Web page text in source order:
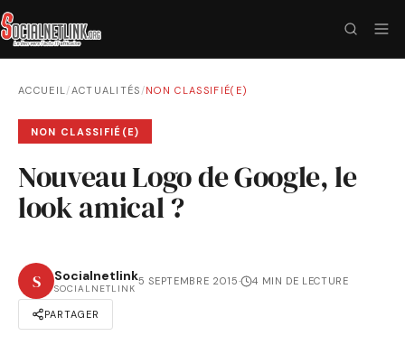
ACCUEIL/ACTUALITÉS /NON CLASSIFIÉ(E)
NON CLASSIFIÉ(E)
Nouveau Logo de Google, le
look amical ?
S Socialnetlink
SOCIALNETLINK
5 SEPTEMBRE 2015· 4 MIN DE LECTURE
PARTAGER